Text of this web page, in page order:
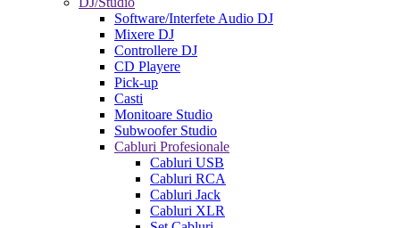
Software/Interfete Audio DJ
Mixere DJ
Controllere DJ
CD Playere
Pick-up
Casti
Monitoare Studio
Subwoofer Studio
Cabluri Profesionale
Cabluri USB
Cabluri RCA
Cabluri Jack
Cabluri XLR